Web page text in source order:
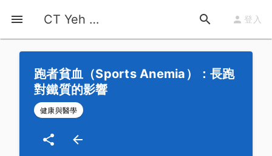
CT Yeh 公路車基地 登入
首頁 運動知識
跑者貧血（Sports Anemia）：長跑
對鐵質的影響
健康與醫學